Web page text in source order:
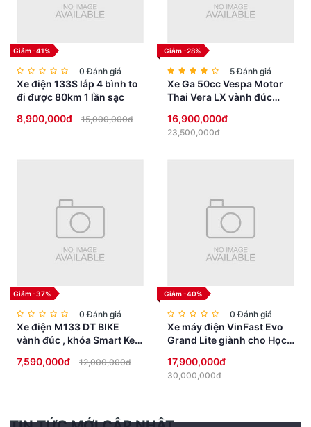
Giảm -41%
0 Đánh giá
Xe điện 133S lắp 4 bình to
đi được 80km 1 lần sạc
8,900,000đ
15,000,000đ
Giảm -28%
5 Đánh giá
Xe Ga 50cc Vespa Motor
Thai Vera LX vành đúc
16,900,000đ
23,500,000đ
Giảm -37%
0 Đánh giá
Xe điện M133 DT BIKE
vành đúc , khóa Smart Key
cao cấp
7,590,000đ 12,000,000đ
Giảm -40%
0 Đánh giá
Xe máy điện VinFast Evo
Grand Lite giành cho Học
17,900,000đ
30,000,000đ